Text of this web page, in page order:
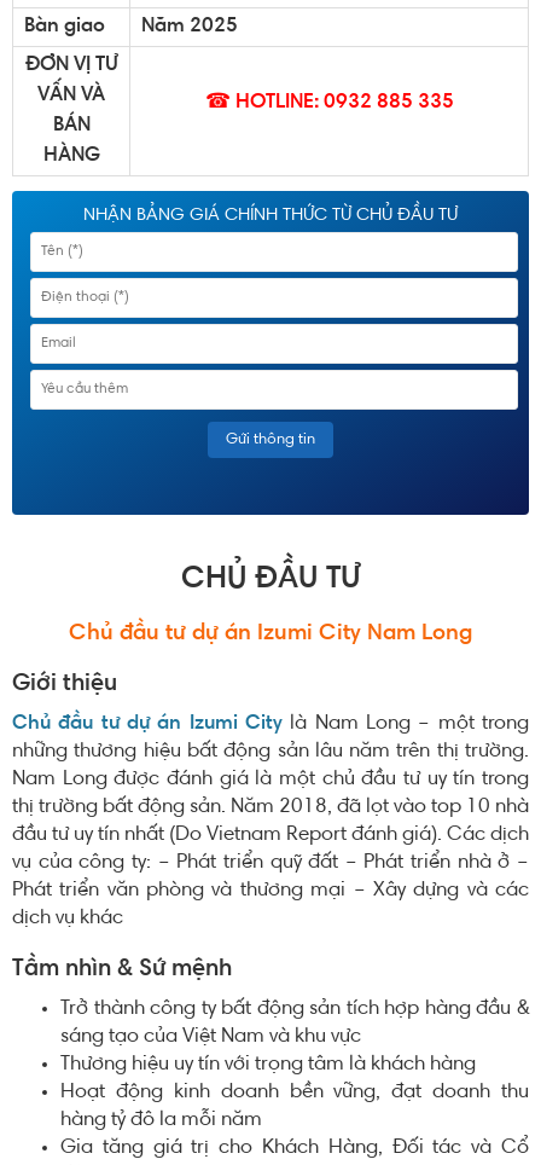
Bàn giao
Năm 2025
ĐƠN VỊ TƯ
VẤN VÀ
BÁN
HÀNG
☎ HOTLINE: 0932 885 335
NHẬN BẢNG GIÁ CHÍNH THỨC TỪ CHỦ ĐẦU TƯ
CHỦ ĐẦU TƯ
Chủ đầu tư dự án Izumi City Nam Long
Giới thiệu
Chủ đầu tư dự án Izumi City là Nam Long – một trong
những thương hiệu bất động sản lâu năm trên thị trường.
Nam Long được đánh giá là một chủ đầu tư uy tín trong
thị trường bất động sản. Năm 2018, đã lọt vào top 10 nhà
đầu tư uy tín nhất (Do Vietnam Report đánh giá). Các dịch
vụ của công ty: – Phát triển quỹ đất – Phát triển nhà ở –
Phát triển văn phòng và thương mại – Xây dựng và các
dịch vụ khác
Tầm nhìn & Sứ mệnh
Trở thành công ty bất động sản tích hợp hàng đầu &
sáng tạo của Việt Nam và khu vực
Thương hiệu uy tín với trọng tâm là khách hàng
Hoạt động kinh doanh bền vững, đạt doanh thu
hàng tỷ đô la mỗi năm
Gia tăng giá trị cho Khách Hàng, Đối tác và Cổ